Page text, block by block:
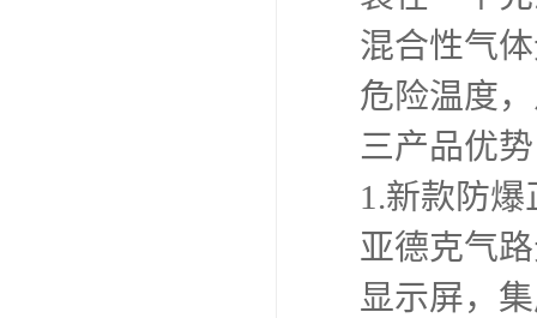
混合性气
危险温度
三产品优
1.新款防
亚德克气
显示屏，